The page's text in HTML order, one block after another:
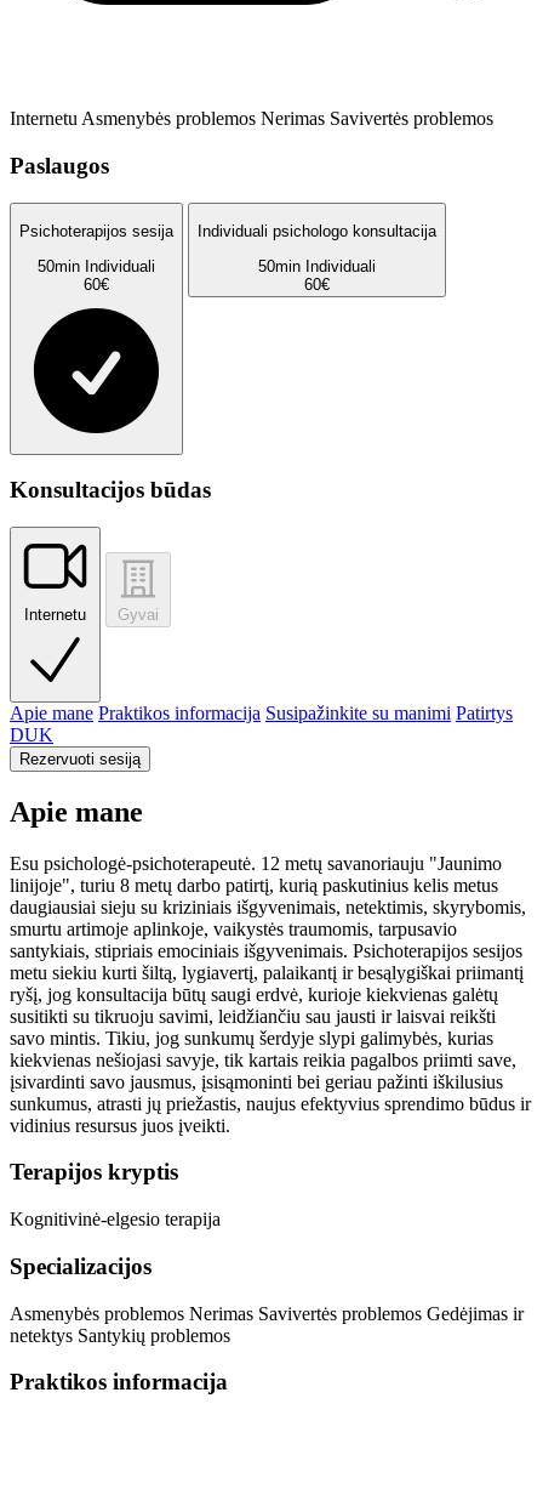
InternetuAsmenybės problemos Nerimas Savivertės problemos
Paslaugos
Psichoterapijos sesija
50min Individuali
60€
Individuali psichologo konsultacija
50min Individuali
60€
Konsultacijos būdas
Internetu Gyvai
Apie mane Praktikos informacija Susipažinkite su manimi Patirtys
DUK
Rezervuoti sesiją
Apie mane
Esu psichologė-psichoterapeutė. 12 metų savanoriauju "Jaunimo
linijoje", turiu 8 metų darbo patirtį, kurią paskutinius kelis metus
daugiausiai sieju su kriziniais išgyvenimais, netektimis, skyrybomis,
smurtu artimoje aplinkoje, vaikystės traumomis, tarpusavio
santykiais, stipriais emociniais išgyvenimais. Psichoterapijos sesijos
metu siekiu kurti šiltą, lygiavertį, palaikantį ir besąlygiškai priimantį
ryšį, jog konsultacija būtų saugi erdvė, kurioje kiekvienas galėtų
susitikti su tikruoju savimi, leidžiančiu sau jausti ir laisvai reikšti
savo mintis. Tikiu, jog sunkumų šerdyje slypi galimybės, kurias
kiekvienas nešiojasi savyje, tik kartais reikia pagalbos priimti save,
įsivardinti savo jausmus, įsisąmoninti bei geriau pažinti iškilusius
sunkumus, atrasti jų priežastis, naujus efektyvius sprendimo būdus ir
vidinius resursus juos įveikti.
Terapijos kryptis
Kognitivinė-elgesio terapija
Specializacijos
Asmenybės problemos Nerimas Savivertės problemos Gedėjimas ir
netektys Santykių problemos
Praktikos informacija